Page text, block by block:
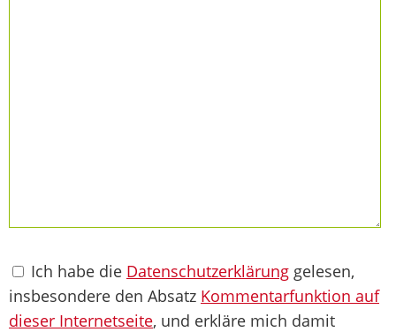
Ich habe die Datenschutzerklärung gelesen,
insbesondere den Absatz Kommentarfunktion auf
dieser Internetseite, und erkläre mich damit